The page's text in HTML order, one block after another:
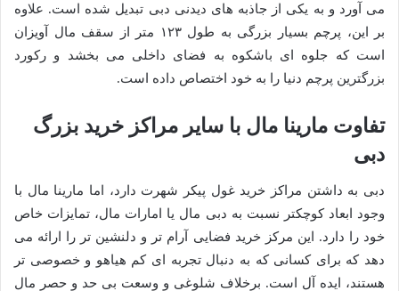
می آورد و به یکی از جاذبه های دیدنی دبی تبدیل شده است. علاوه
بر این، پرچم بسیار بزرگی به طول ۱۲۳ متر از سقف مال آویزان
است که جلوه ای باشکوه به فضای داخلی می بخشد و رکورد
بزرگترین پرچم دنیا را به خود اختصاص داده است.
تفاوت مارینا مال با سایر مراکز خرید بزرگ
دبی
دبی به داشتن مراکز خرید غول پیکر شهرت دارد، اما مارینا مال با
وجود ابعاد کوچکتر نسبت به دبی مال یا امارات مال، تمایزات خاص
خود را دارد. این مرکز خرید فضایی آرام تر و دلنشین تر را ارائه می
دهد که برای کسانی که به دنبال تجربه ای کم هیاهو و خصوصی تر
هستند، ایده آل است. برخلاف شلوغی و وسعت بی حد و حصر مال